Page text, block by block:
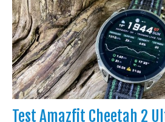
Test Amazfit Cheetah 2